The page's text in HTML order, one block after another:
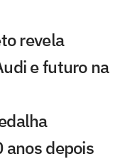
revela
e futuro na
anos depois